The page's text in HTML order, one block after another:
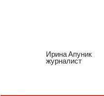
Ирина Апуник
журналист